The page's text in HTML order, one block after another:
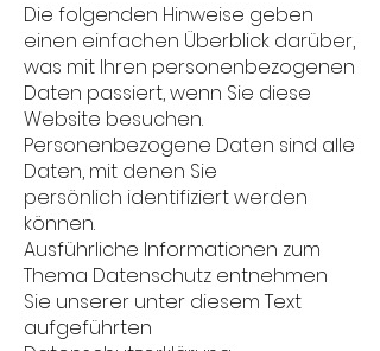
Die folgenden Hinweise geben
einen einfachen Überblick darüber,
was mit Ihren personenbezogenen
Daten passiert, wenn Sie diese
Website besuchen.
Personenbezogene Daten sind alle
Daten, mit denen Sie
persönlich identifiziert werden
können.
Ausführliche Informationen zum
Thema Datenschutz entnehmen
Sie unserer unter diesem Text
aufgeführten